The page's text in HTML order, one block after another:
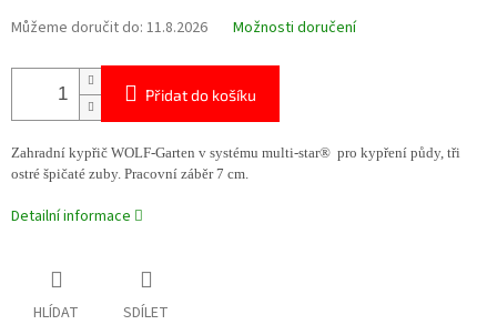
Můžeme doručit do: 11.8.2026 Možnosti doručení
Přidat do košíku
Zahradní kypřič WOLF-Garten v systému multi-star® pro kypření půdy, tři
ostré špičaté zuby. Pracovní záběr 7 cm.
Detailní informace
HLÍDAT SDÍLET